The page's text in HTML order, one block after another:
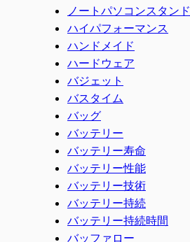
ノートパソコンスタンド
ハイパフォーマンス
ハンドメイド
ハードウェア
バジェット
バスタイム
バッグ
バッテリー
バッテリー寿命
バッテリー性能
バッテリー技術
バッテリー持続
バッテリー持続時間
バッファロー